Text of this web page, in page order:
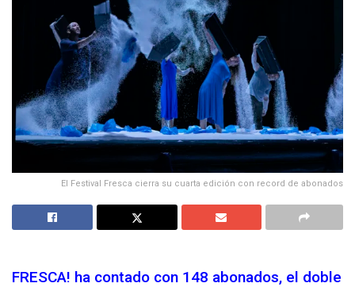
El Festival Fresca cierra su cuarta edición con record de abonados
FRESCA! ha contado con 148 abonados, el doble